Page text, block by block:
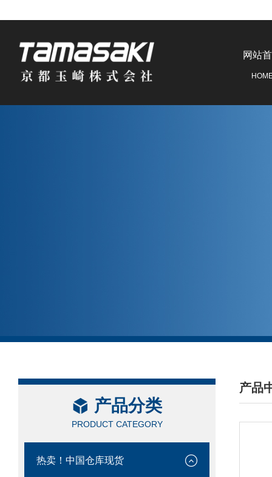
网站
产品分类
PRODUCT CATEGORY
热卖！中国仓库现货
产品
/